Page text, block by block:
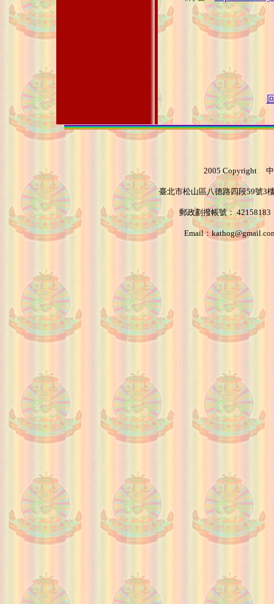
2005 Copyright 中
臺北市松山區八德路四段59號
郵政劃撥帳號： 42158183
Email：